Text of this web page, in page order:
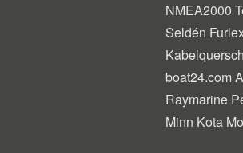
NMEA2000
Seldén
boat24.com
Raymarine
Minn Kota